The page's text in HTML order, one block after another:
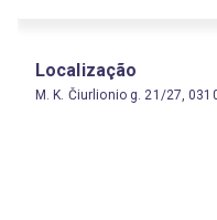
Localização
M. K. Čiurlionio g. 21/27,